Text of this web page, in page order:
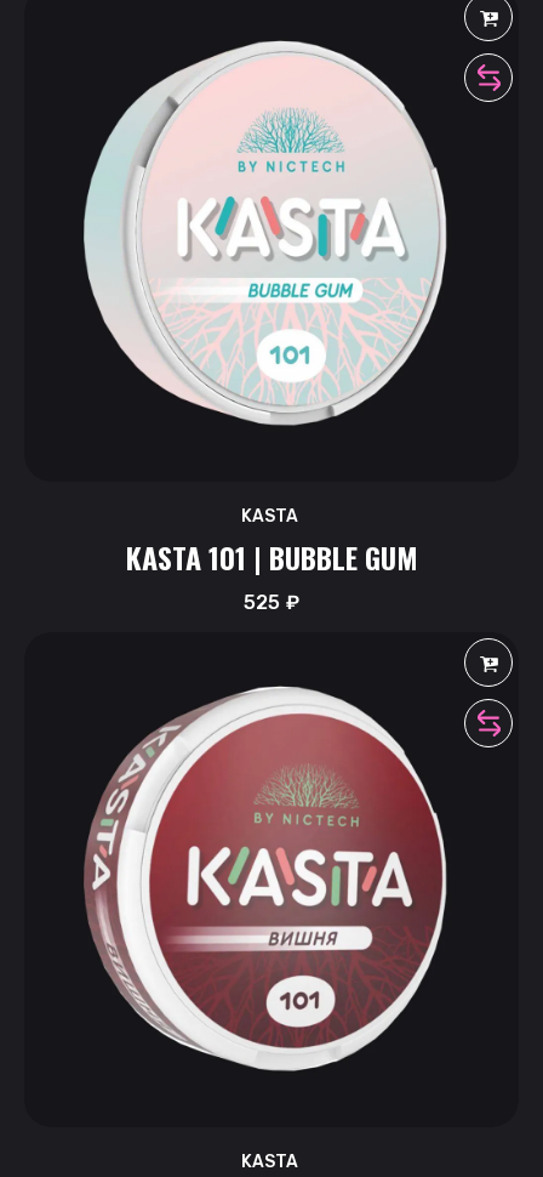
KASTA
KASTA 101 | BUBBLE GUM
525₽
KASTA